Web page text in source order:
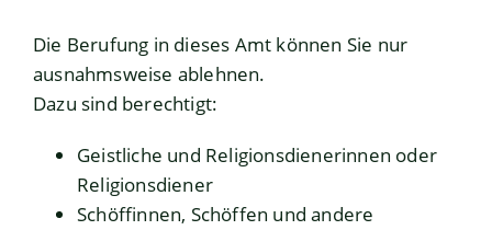
Die Berufung in dieses Amt können Sie nur
ausnahmsweise ablehnen.
Dazu sind berechtigt:
Geistliche und Religionsdienerinnen oder
Religionsdiener
Schöffinnen, Schöffen und andere